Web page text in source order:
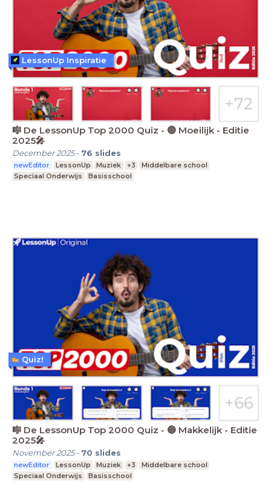
🎼 De LessonUp Top 2000 Quiz - 🔴 Moeilijk - Editie
2025🎤
December 2025- 76 slides
newEditor LessonUp Muziek +3
Middelbare school
Speciaal Onderwijs
Basisschool
LessonUp Inspiratie
🎼 De LessonUp Top 2000 Quiz - 🔵 Makkelijk - Editie
2025🎤
November 2025- 70 slides
newEditor LessonUp Muziek +3
Middelbare school
Speciaal Onderwijs
Basisschool
Quiz!